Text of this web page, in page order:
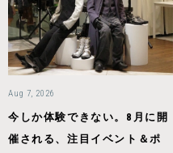
Aug 7, 2026
今しか体験できない。8月に開
催される、注目イベント＆ポ